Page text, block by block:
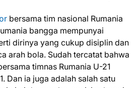
bersama tim nasional Rumania
bangga mempunyai
dirinya yang cukup disiplin dan
arah bola. Sudah tercatat bahwa
timnas Rumania U-21
Dan ia juga adalah salah satu